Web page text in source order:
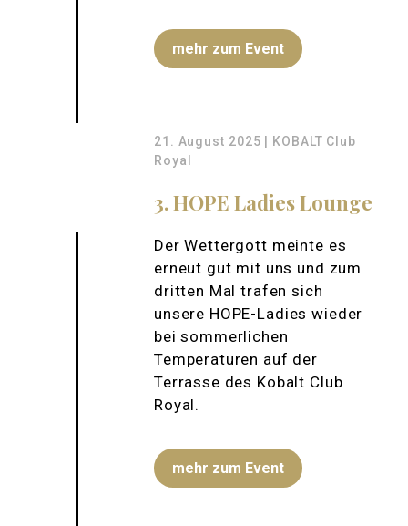
mehr zum Event
21. August 2025 | KOBALT Club
Royal
3. HOPE Ladies Lounge
Der Wettergott meinte es
erneut gut mit uns und zum
dritten Mal trafen sich
unsere HOPE-Ladies wieder
bei sommerlichen
Temperaturen auf der
Terrasse des Kobalt Club
Royal.
mehr zum Event